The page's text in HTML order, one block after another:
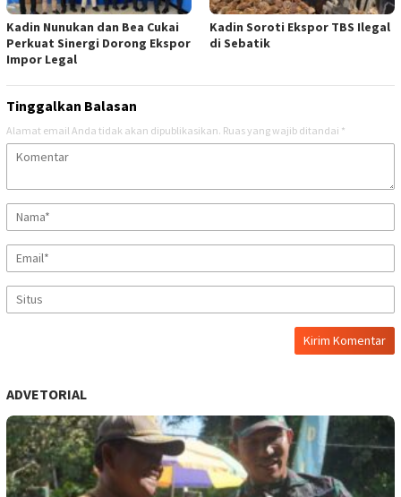
Kadin Nunukan dan Bea Cukai
Perkuat Sinergi Dorong Ekspor
Impor Legal
Kadin Soroti Ekspor TBS Ilegal
di Sebatik
Tinggalkan Balasan
Alamat email Anda tidak akan dipublikasikan. Ruas yang wajib ditandai *
ADVETORIAL